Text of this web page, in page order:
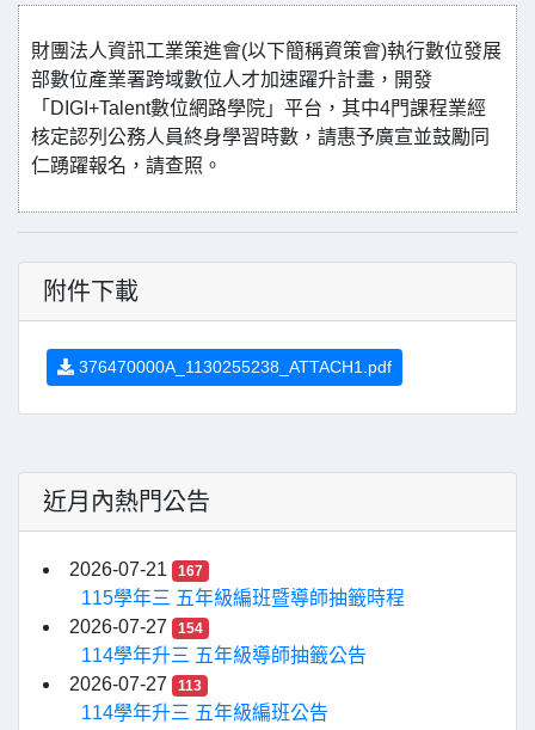
財團法人資訊工業策進會(以下簡稱資策會)執行數位發展
部數位產業署跨域數位人才加速躍升計畫，開發
「DIGI+Talent數位網路學院」平台，其中4門課程業經
核定認列公務人員終身學習時數，請惠予廣宣並鼓勵同
仁踴躍報名，請查照。
附件下載
376470000A_1130255238_ATTACH1.pdf
近月內熱門公告
2026-07-21 167
115學年三 五年級編班暨導師抽籤時程
2026-07-27
154
114學年升三 五年級導師抽籤公告
2026-07-27
113
114學年升三 五年級編班公告